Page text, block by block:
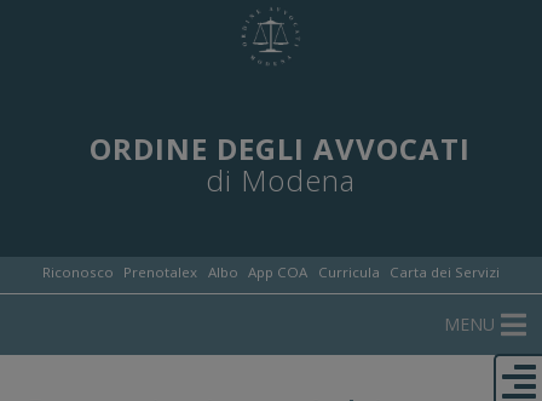
ORDINE DEGLI AVVOCATI
di Modena
Riconosco Prenotalex Albo App COA Curricula Carta dei Servizi
MENU